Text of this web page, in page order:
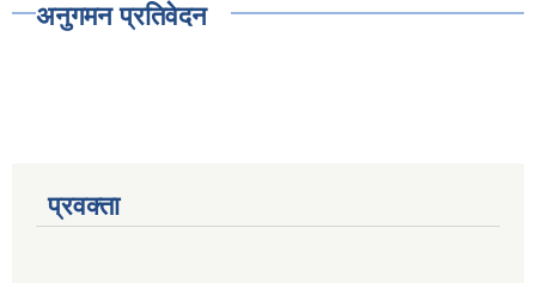
अनुगमन प्रतिवेदन
प्रवक्ता